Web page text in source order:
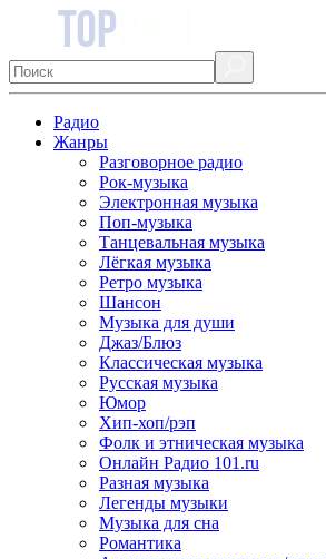
Радио
Жанры
Разговорное радио
Рок-музыка
Электронная музыка
Поп-музыка
Танцевальная музыка
Лёгкая музыка
Ретро музыка
Шансон
Музыка для души
Джаз/Блюз
Классическая музыка
Русская музыка
Юмор
Хип-хоп/рэп
Фолк и этническая музыка
Онлайн Радио 101.ru
Разная музыка
Легенды музыки
Музыка для сна
Романтика